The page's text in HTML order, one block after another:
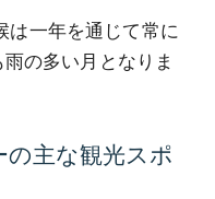
は一年を通じて常に
の多い月となりま
主な観光スポ